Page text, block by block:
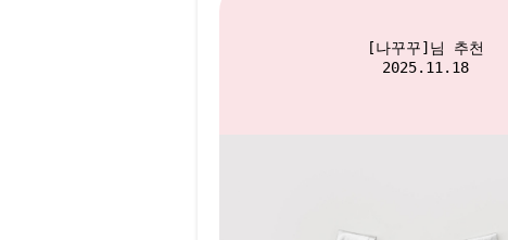
[나꾸꾸]님 추천
2025.11.18